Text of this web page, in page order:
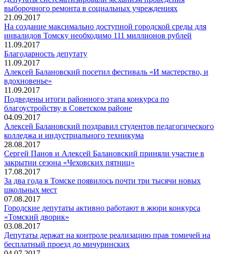
выборочного ремонта в социальных учреждениях
21.09.2017
На создание максимально доступной городской среды для
инвалидов Томску необходимо 111 миллионов рублей
11.09.2017
Благодарность депутату
11.09.2017
Алексей Балановский посетил фестиваль «И мастерство, и
вдохновенье»
11.09.2017
Подведены итоги районного этапа конкурса по
благоустройству в Советском районе
04.09.2017
Алексей Балановский поздравил студентов педагогического
колледжа и индустриального техникума
28.08.2017
Сергей Панов и Алексей Балановский приняли участие в
закрытии сезона «Чеховских пятниц»
17.08.2017
За два года в Томске появилось почти три тысячи новых
школьных мест
07.08.2017
Городские депутаты активно работают в жюри конкурса
«Томский дворик»
03.08.2017
Депутаты держат на контроле реализацию прав томичей на
бесплатный проезд до мичуринских